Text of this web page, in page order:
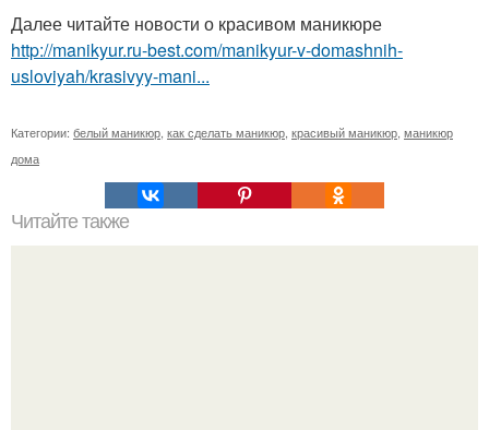
Далее читайте новости о красивом маникюре
http://manikyur.ru-best.com/manikyur-v-domashnih-
usloviyah/krasivyy-mani...
Категории: белый маникюр как сделать маникюр красивый маникюр маникюр
дома
Читайте также